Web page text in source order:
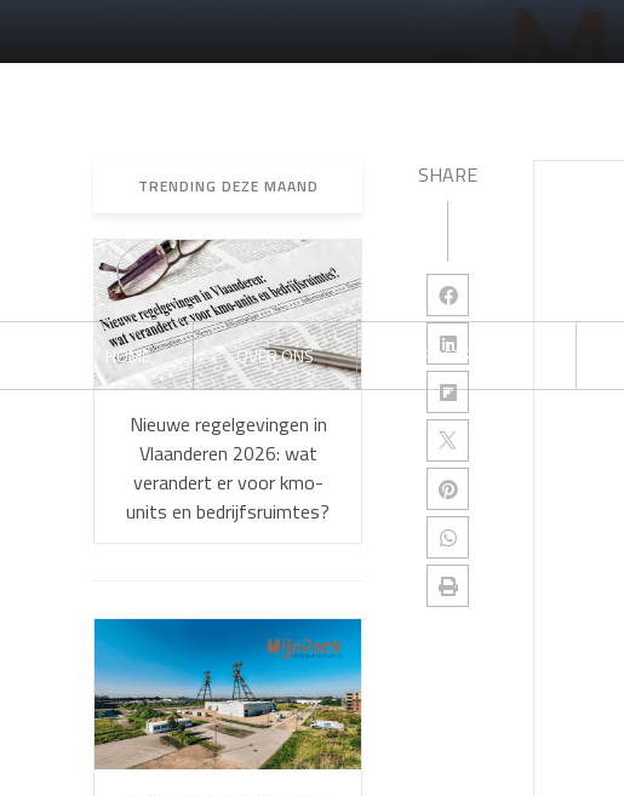
HOME OVER ONS INFRASTRUCTUUR
SHARE
TRENDING DEZE MAAND
Nieuwe regelgevingen in
Vlaanderen 2026: wat
verandert er voor kmo-
units en bedrijfsruimtes?